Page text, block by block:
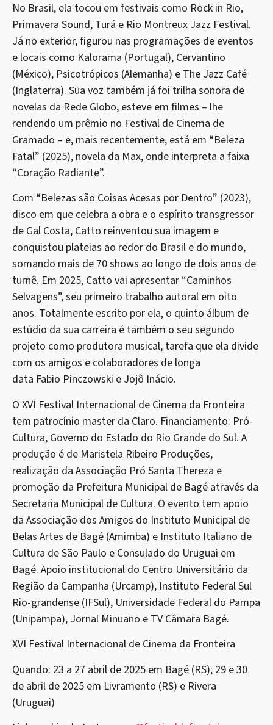
No Brasil, ela tocou em festivais como Rock in Rio,
Primavera Sound, Turá e Rio Montreux Jazz Festival.
Já no exterior, figurou nas programações de eventos
e locais como Kalorama (Portugal), Cervantino
(México), Psicotrópicos (Alemanha) e The Jazz Café
(Inglaterra). Sua voz também já foi trilha sonora de
novelas da Rede Globo, esteve em filmes – lhe
rendendo um prêmio no Festival de Cinema de
Gramado – e, mais recentemente, está em “Beleza
Fatal” (2025), novela da Max, onde interpreta a faixa
“Coração Radiante”.
Com “Belezas são Coisas Acesas por Dentro” (2023),
disco em que celebra a obra e o espírito transgressor
de Gal Costa, Catto reinventou sua imagem e
conquistou plateias ao redor do Brasil e do mundo,
somando mais de 70 shows ao longo de dois anos de
turnê. Em 2025, Catto vai apresentar “Caminhos
Selvagens”, seu primeiro trabalho autoral em oito
anos. Totalmente escrito por ela, o quinto álbum de
estúdio da sua carreira é também o seu segundo
projeto como produtora musical, tarefa que ela divide
com os amigos e colaboradores de longa
data Fabio Pinczowski e Jojô Inácio.
O XVI Festival Internacional de Cinema da Fronteira
tem patrocínio master da Claro. Financiamento: Pró-
Cultura, Governo do Estado do Rio Grande do Sul. A
produção é de Maristela Ribeiro Produções,
realização da Associação Pró Santa Thereza e
promoção da Prefeitura Municipal de Bagé através da
Secretaria Municipal de Cultura. O evento tem apoio
da Associação dos Amigos do Instituto Municipal de
Belas Artes de Bagé (Amimba) e Instituto Italiano de
Cultura de São Paulo e Consulado do Uruguai em
Bagé. Apoio institucional do Centro Universitário da
Região da Campanha (Urcamp), Instituto Federal Sul
Rio-grandense (IFSul), Universidade Federal do Pampa
(Unipampa), Jornal Minuano e TV Câmara Bagé.
XVI Festival Internacional de Cinema da Fronteira
Quando: 23 a 27 abril de 2025 em Bagé (RS); 29 e 30
de abril de 2025 em Livramento (RS) e Rivera
(Uruguai)